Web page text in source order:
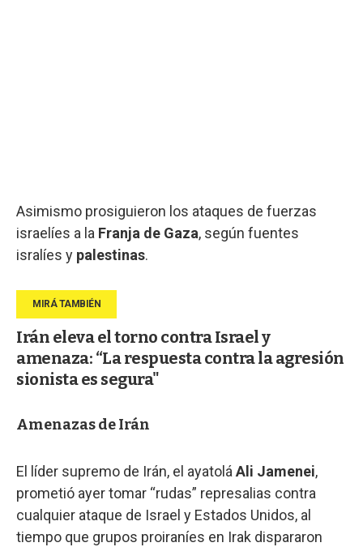
Asimismo prosiguieron los ataques de fuerzas
israelíes a la Franja de Gaza, según fuentes
isralíes y palestinas.
Irán eleva el torno contra Israel y
amenaza: “La respuesta contra la agresión
sionista es segura"
Amenazas de Irán
El líder supremo de Irán, el ayatolá Ali Jamenei,
prometió ayer tomar “rudas” represalias contra
cualquier ataque de Israel y Estados Unidos, al
tiempo que grupos proiraníes en Irak dispararon